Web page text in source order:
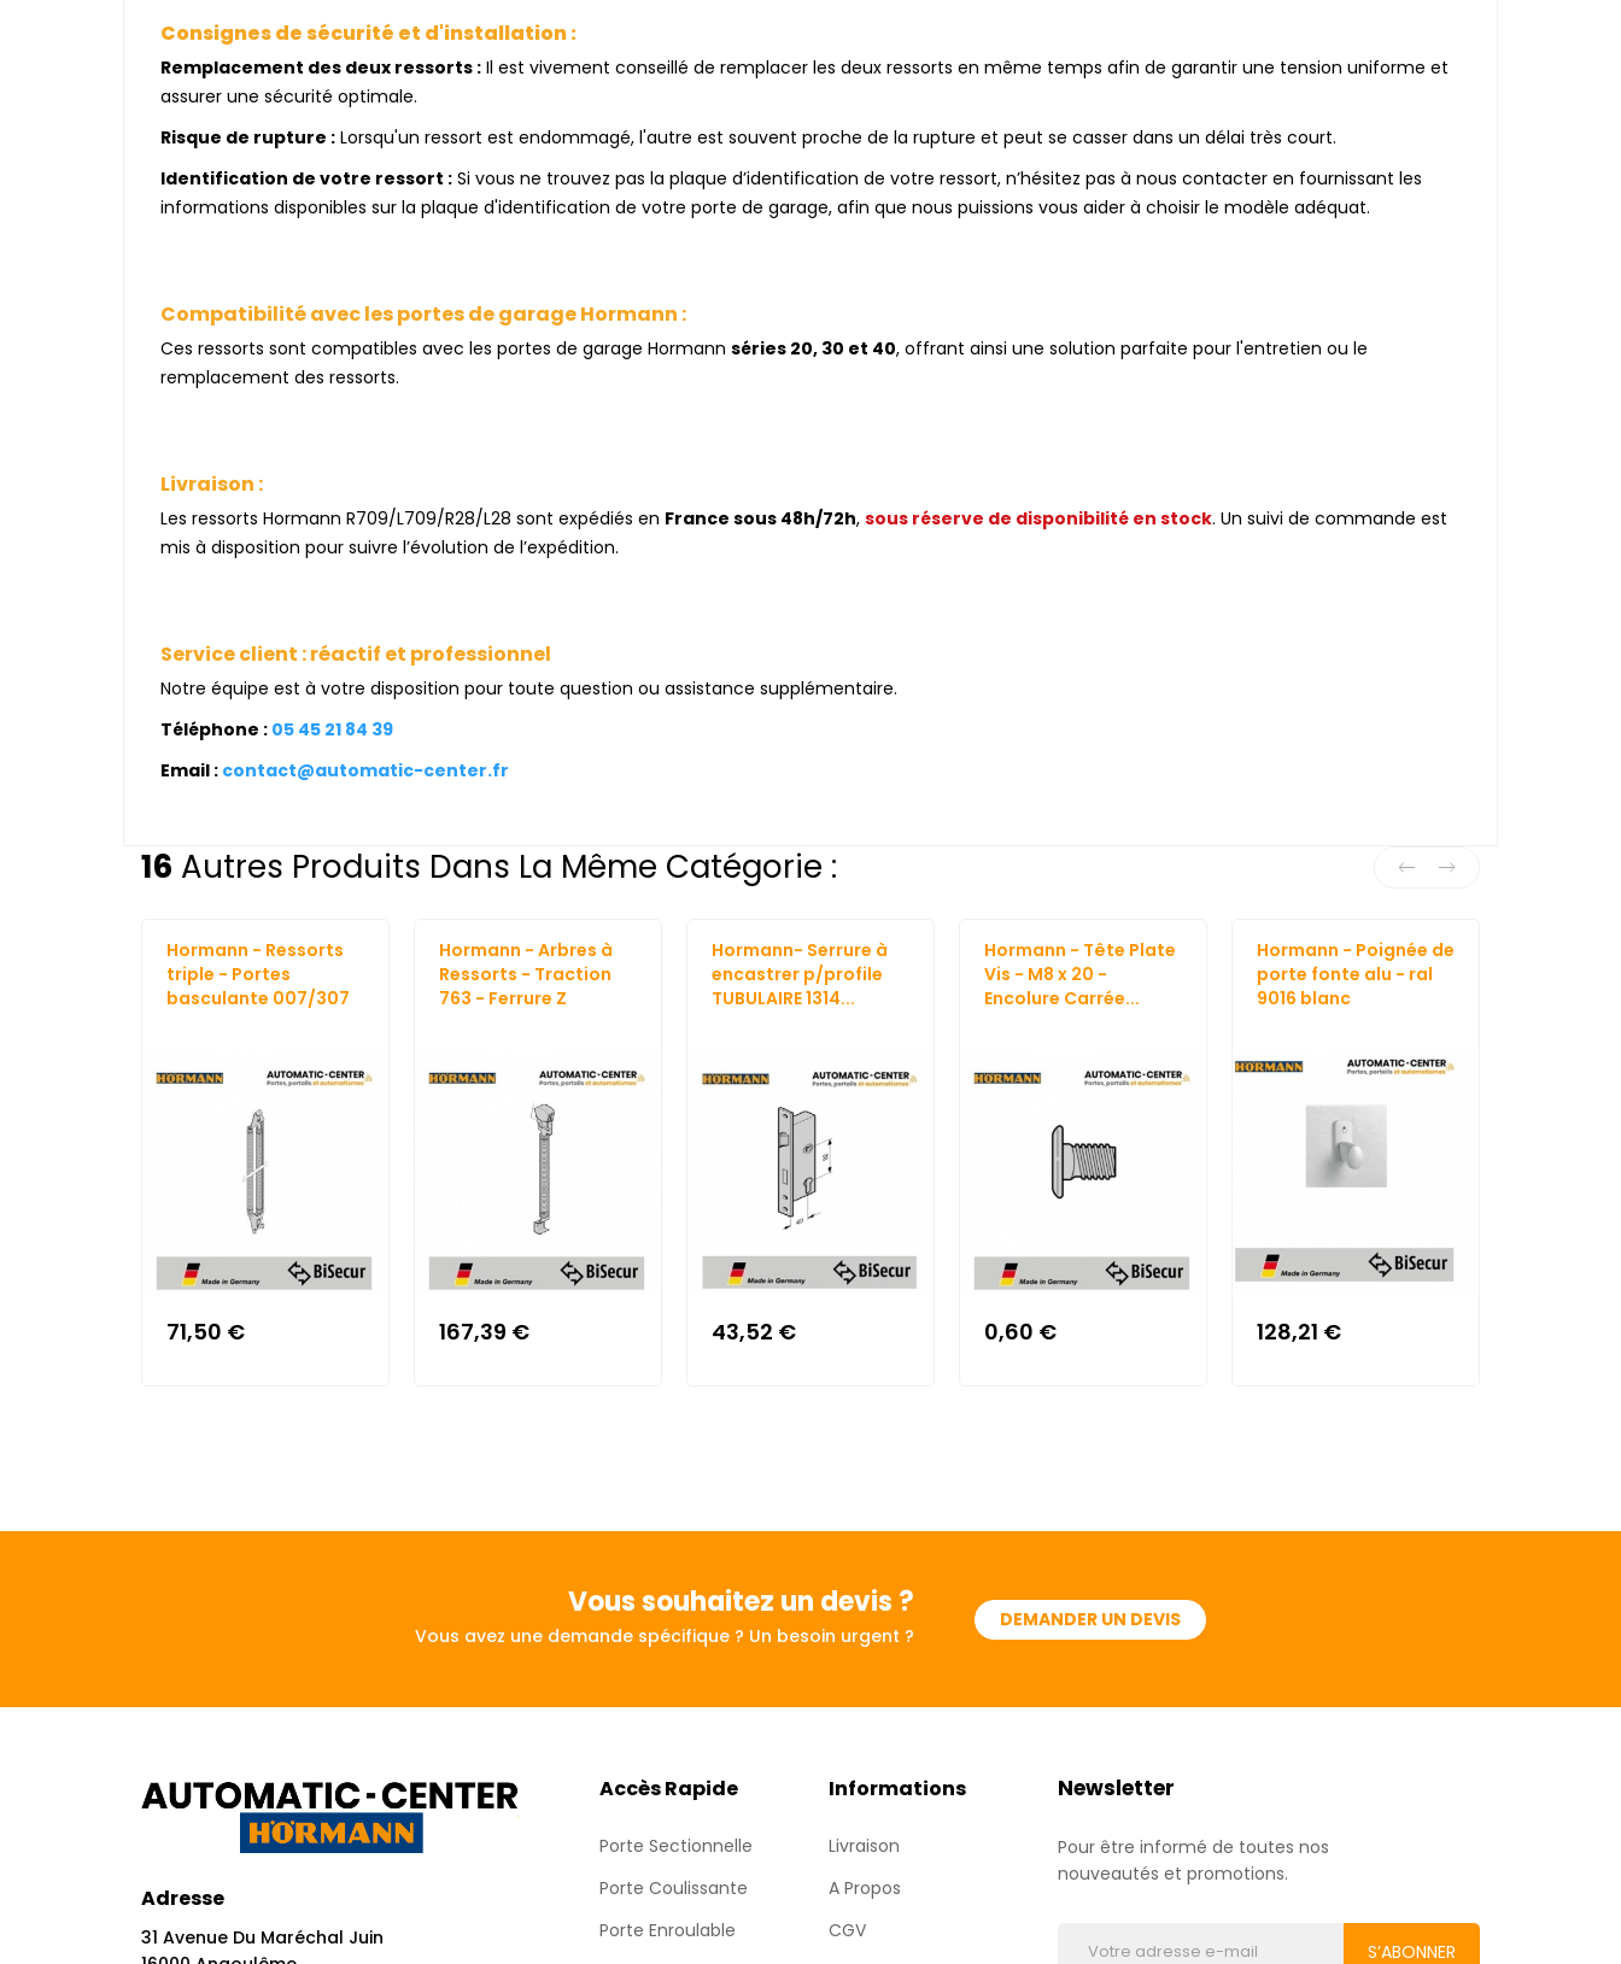
Consignes de sécurité et d'installation :
Remplacement des deux ressorts : Il est vivement conseillé de remplacer les deux ressorts en même temps afin de garantir une tension uniforme et
assurer une sécurité optimale.
Risque de rupture : Lorsqu'un ressort est endommagé, l'autre est souvent proche de la rupture et peut se casser dans un délai très court.
Identification de votre ressort : Si vous ne trouvez pas la plaque d’identification de votre ressort, n’hésitez pas à nous contacter en fournissant les
informations disponibles sur la plaque d'identification de votre porte de garage, afin que nous puissions vous aider à choisir le modèle adéquat.
Compatibilité avec les portes de garage Hormann :
Ces ressorts sont compatibles avec les portes de garage Hormann séries 20, 30 et 40, offrant ainsi une solution parfaite pour l'entretien ou le
remplacement des ressorts.
Livraison :
Les ressorts Hormann R709/L709/R28/L28 sont expédiés en France sous 48h/72h, sous réserve de disponibilité en stock. Un suivi de commande est
mis à disposition pour suivre l’évolution de l’expédition.
Service client : réactif et professionnel
Notre équipe est à votre disposition pour toute question ou assistance supplémentaire.
Téléphone : 05 45 21 84 39
Email : contact@automatic-center.fr
16 Autres Produits Dans La Même Catégorie :
Hormann - Ressorts
triple - Portes
basculante 007/307
71,50 €
Hormann - Arbres à
Ressorts - Traction
763 - Ferrure Z
167,39 €
Hormann- Serrure à
encastrer p/profile
TUBULAIRE 1314...
43,52 €
Hormann - Tête Plate
Vis - M8 x 20 -
Encolure Carrée...
0,60 €
Hormann - Poignée de
porte fonte alu - ral
9016 blanc
128,21 €
Vous souhaitez un devis ?
Vous avez une demande spécifique ? Un besoin urgent ?
DEMANDER UN DEVIS
Adresse
31 Avenue Du Maréchal Juin
Accès Rapide
Porte Sectionnelle
Porte Coulissante
Porte Enroulable
Informations
Livraison
A Propos
CGV
Newsletter
Pour être informé de toutes nos
nouveautés et promotions.